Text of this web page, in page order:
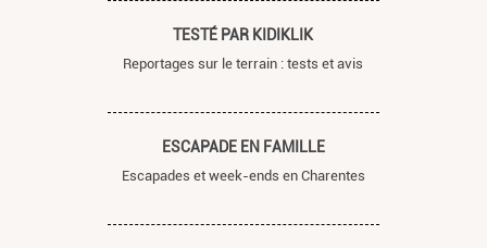
TESTÉ PAR KIDIKLIK
Reportages sur le terrain : tests et avis
ESCAPADE EN FAMILLE
Escapades et week-ends en Charentes